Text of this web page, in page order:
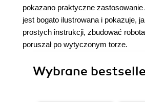
pokazano praktyczne
jest bogato ilustrowana i pokazuje,
prostych instrukcji, zbudować
poruszał po wytyczonym torze.
Wybrane